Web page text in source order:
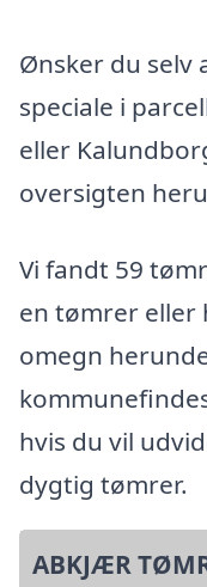
Ønsker du selv
speciale i
eller
oversigten
Vi fandt 59
en tømrer eller
omegn
hvis du vil
dygtig tømrer.
ABKJÆR